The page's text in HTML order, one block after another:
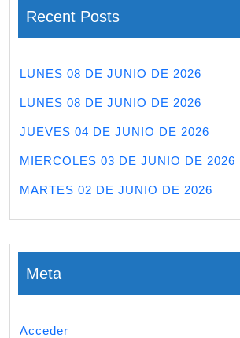
Recent Posts
LUNES 08 DE JUNIO DE 2026
LUNES 08 DE JUNIO DE 2026
JUEVES 04 DE JUNIO DE 2026
MIERCOLES 03 DE JUNIO DE 2026
MARTES 02 DE JUNIO DE 2026
Meta
Acceder